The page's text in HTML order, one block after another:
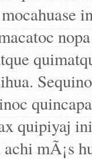
quipiyaj
achi mÃ¡s